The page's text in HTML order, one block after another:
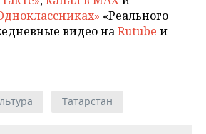
«Реального
видео наRutube и
Татарстан